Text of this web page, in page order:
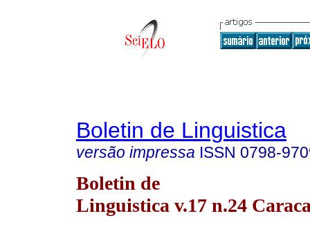
Boletin de Linguistica
versão impressa ISSN 0798-
Boletin de
Linguistica v.17 n.24